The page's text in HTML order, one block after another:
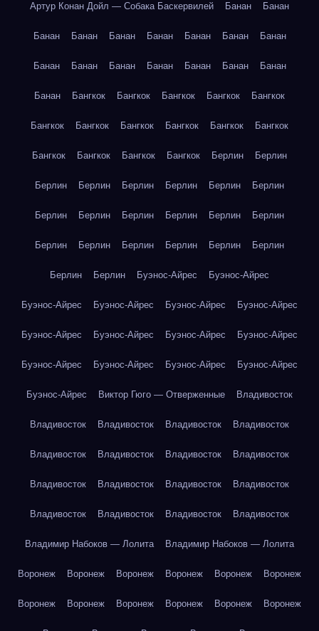
Артур Конан Дойл — Собака Баскервилей Банан Банан
Банан Банан Банан Банан Банан Банан Банан
Банан Банан Банан Банан Банан Банан Банан
Банан Бангкок Бангкок Бангкок Бангкок Бангкок
Бангкок Бангкок Бангкок Бангкок Бангкок Бангкок
Бангкок Бангкок Бангкок Бангкок Берлин Берлин
Берлин Берлин Берлин Берлин Берлин Берлин
Берлин Берлин Берлин Берлин Берлин Берлин
Берлин Берлин Берлин Берлин Берлин Берлин
Берлин Берлин Буэнос-Айрес Буэнос-Айрес
Буэнос-Айрес Буэнос-Айрес Буэнос-Айрес Буэнос-Айрес
Буэнос-Айрес Буэнос-Айрес Буэнос-Айрес Буэнос-Айрес
Буэнос-Айрес Буэнос-Айрес Буэнос-Айрес Буэнос-Айрес
Буэнос-Айрес Виктор Гюго — Отверженные Владивосток
Владивосток Владивосток Владивосток Владивосток
Владивосток Владивосток Владивосток Владивосток
Владивосток Владивосток Владивосток Владивосток
Владивосток Владивосток Владивосток Владивосток
Владимир Набоков — Лолита Владимир Набоков — Лолита
Воронеж Воронеж Воронеж Воронеж Воронеж Воронеж
Воронеж Воронеж Воронеж Воронеж Воронеж Воронеж